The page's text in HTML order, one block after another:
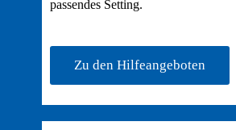
passendes Setting.
Zu den Hilfeangeboten